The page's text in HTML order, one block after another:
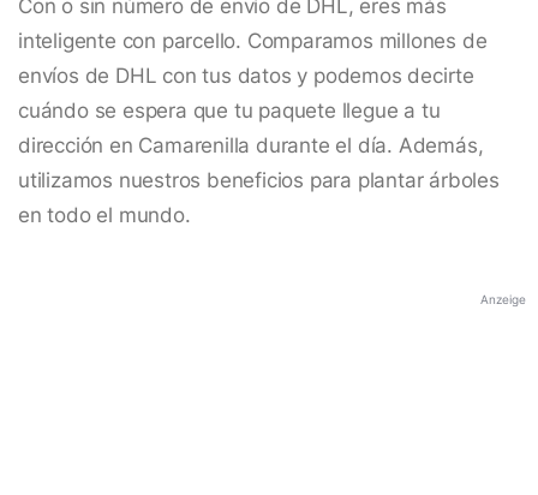
Con o sin número de envío de DHL, eres más
inteligente con parcello. Comparamos millones de
envíos de DHL con tus datos y podemos decirte
cuándo se espera que tu paquete llegue a tu
dirección en Camarenilla durante el día. Además,
utilizamos nuestros beneficios para plantar árboles
en todo el mundo.
Anzeige